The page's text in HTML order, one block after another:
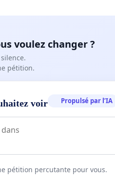
voulez changer ?
pétition.
voir Propulsé par l’IA
pétition percutante pour vous.